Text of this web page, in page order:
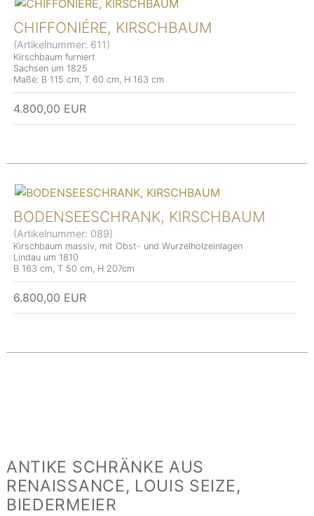
CHIFFONIÉRE, KIRSCHBAUM
(Artikelnummer: 611)
Kirschbaum furniert
Sachsen um 1825
Maße: B 115 cm, T 60 cm, H 163 cm
4.800,00 EUR
BODENSEESCHRANK, KIRSCHBAUM
(Artikelnummer: 089)
Kirschbaum massiv, mit Obst- und Wurzelholzeinlagen
Lindau um 1810
B 163 cm, T 50 cm, H 207cm
6.800,00 EUR
ANTIKE SCHRÄNKE AUS
RENAISSANCE, LOUIS SEIZE,
BIEDERMEIER